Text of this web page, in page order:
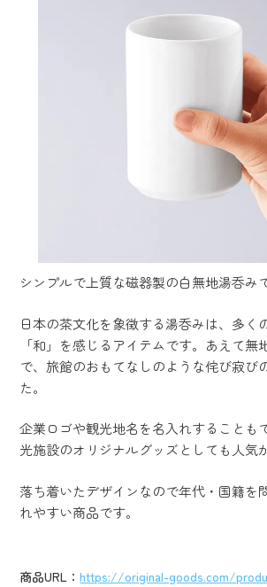
シンプルで上質な磁器製の白無地湯呑み
日本の茶文化を象徴する湯呑みは、多く
「和」を感じるアイテムです。あえて無
で、旅館のおもてなしのような侘び寂び
た。
企業ロゴや観光地名を名入れすることも
光施設のオリジナルグッズとしても人気
落ち着いたデザインなので年代・国籍を
れやすい商品です。
商品URL：https://original-goods.com/